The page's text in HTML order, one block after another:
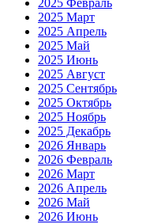
2025 Февраль
2025 Март
2025 Апрель
2025 Май
2025 Июнь
2025 Август
2025 Сентябрь
2025 Октябрь
2025 Ноябрь
2025 Декабрь
2026 Январь
2026 Февраль
2026 Март
2026 Апрель
2026 Май
2026 Июнь